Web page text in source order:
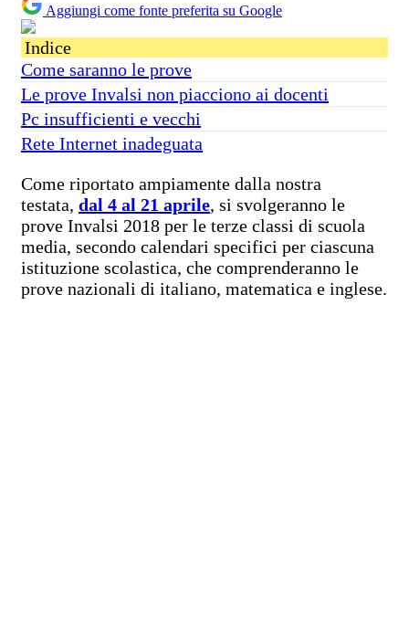
Aggiungi come fonte preferita su Google
Indice
Come saranno le prove
Le prove Invalsi non piacciono ai docenti
Pc insufficienti e vecchi
Rete Internet inadeguata
Come riportato ampiamente dalla nostra
testata, dal 4 al 21 aprile, si svolgeranno le
prove Invalsi 2018 per le terze classi di scuola
media, secondo calendari specifici per ciascuna
istituzione scolastica, che comprenderanno le
prove nazionali di italiano, matematica e inglese.